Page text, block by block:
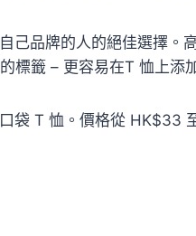
己品牌的人的絕佳選擇。
籤 – 更容易在T 恤上添
袋 T 恤。價格從 HK$33